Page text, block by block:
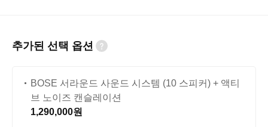
추가된 선택 옵션
BOSE 서라운드 사운드 시스템 (10 스피커) + 액티
브 노이즈 캔슬레이션
1,290,000원